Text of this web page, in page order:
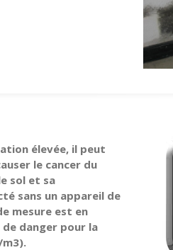
élevée, il peut
le cancer du
sol et sa
sans un appareil de
mesure est en
danger pour la